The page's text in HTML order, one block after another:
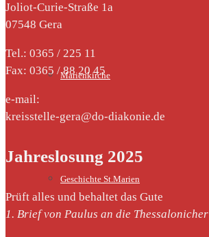
Marienkirche
Geschichte St.Marien
Joliot-Curie-Straße 1a
07548 Gera
Tel.: 0365 / 225 11
Fax: 0365 / 88 20 45
e-mail:
kreisstelle-gera@do-diakonie.de
Jahreslosung 2025
Prüft alles und behaltet das Gute
1. Brief von Paulus an die Thessalonicher